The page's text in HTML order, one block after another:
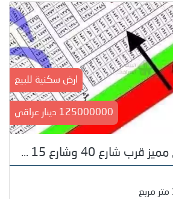
ارض سكنية للبيع
125000000 دينار عراقي
شارع 40 وشارع 15 ...